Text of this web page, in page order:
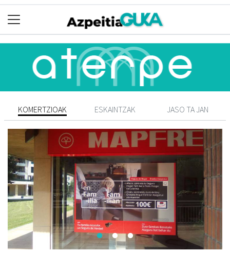
KOMERTZIOAK ESKAINTZAK JASO TA JAN